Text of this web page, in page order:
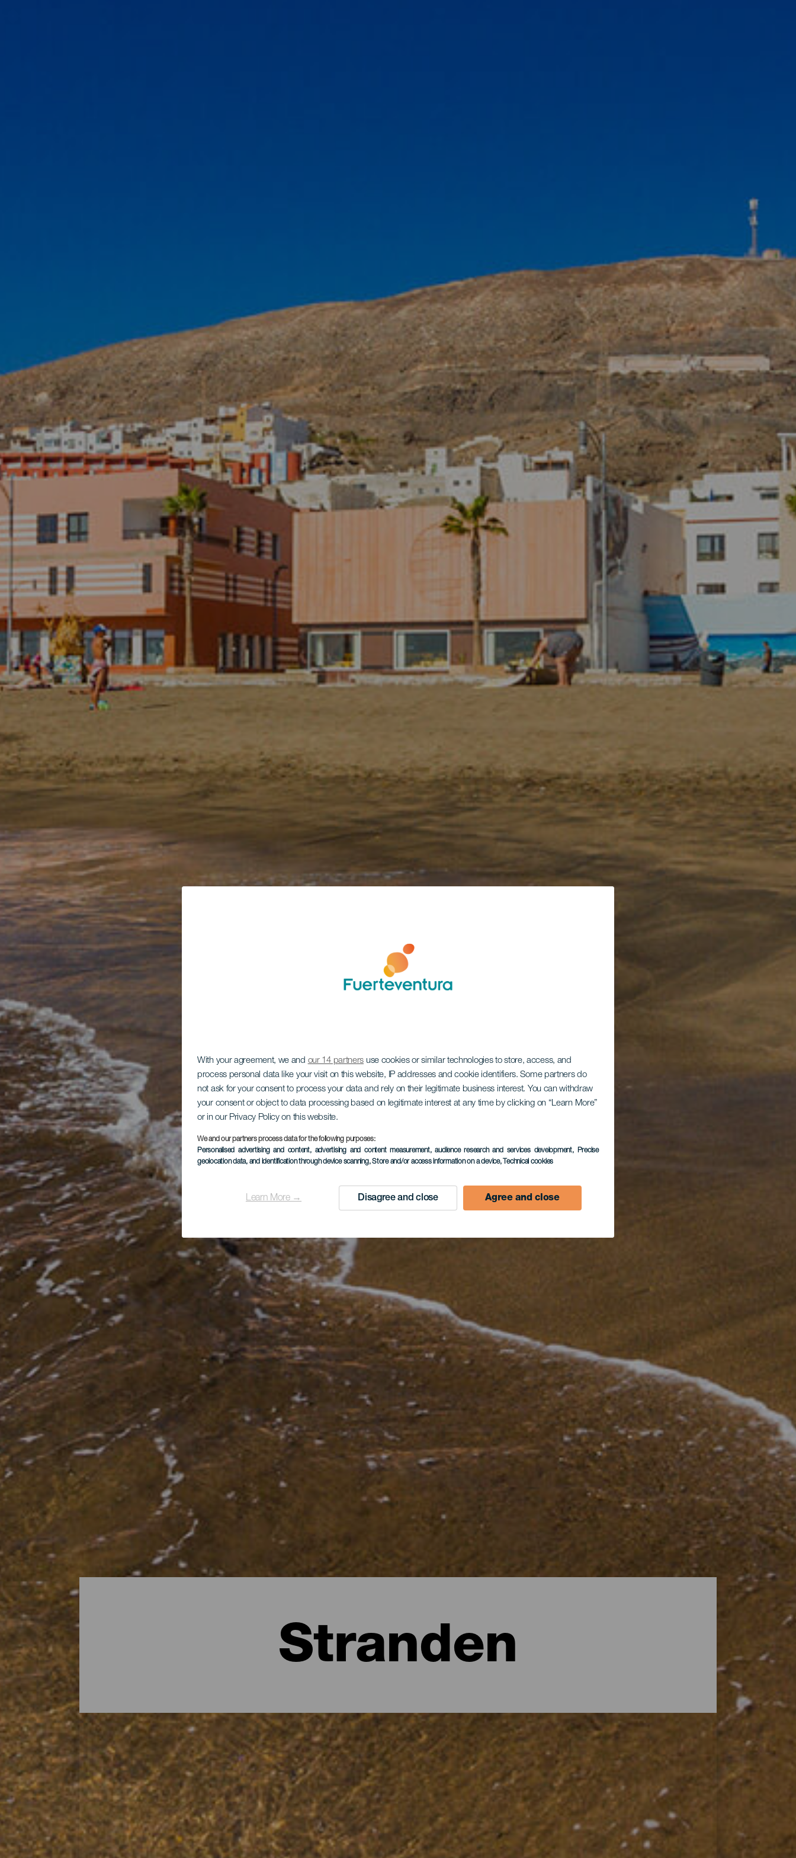
With your agreement, we and our 14 partners use cookies or similar technologies to store, access, and
process personal data like your visit on this website, IP addresses and cookie identifiers. Some partners do
not ask for your consent to process your data and rely on their legitimate business interest. You can withdraw
your consent or object to data processing based on legitimate interest at any time by clicking on “Learn More”
or in our Privacy Policy on this website.
We and our partners process data for the following purposes:
Personalised advertising and content, advertising and content measurement, audience research and services development, Precise
geolocation data, and identification through device scanning, Store and/or access information on a device, Technical cookies
Learn More → Disagree and close Agree and close
Stranden
Alle stranden op Fuerteventura
Fuerteventura staat bekend als het strand van de Canarische Eilanden, en met reden. In het heldere en rustige water kun je veel meer doen dan alleen
van de zon genieten. Je kunt er rustige wandelingen maken, sporten beoefenen zoals surfen, windsurfen of volleyballen, of gewoon de natuur
aanschouwen op de zandstranden van het eiland. Bedenk welk strand je zoekt en Fuerteventura heeft een strand voor jou: stranden met een blauwe